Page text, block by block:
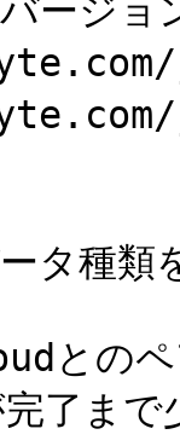
ージョ
種類
のペ
了まで